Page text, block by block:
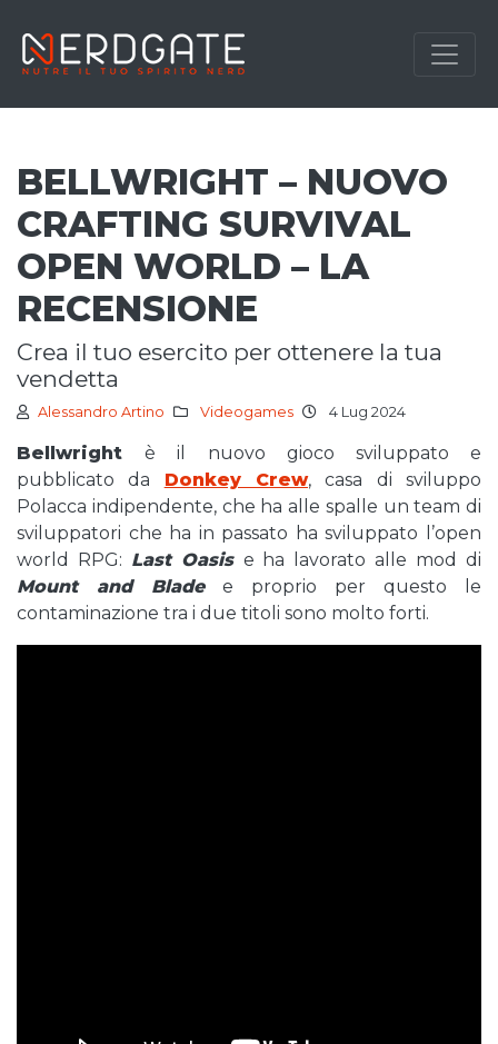
BELLWRIGHT – NUOVO
CRAFTING SURVIVAL
OPEN WORLD – LA
RECENSIONE
crea il tuo esercito per ottenere la tua
vendetta
Alessandro Artino Videogames 4 Lug 2024
Bellwrightè il nuovo gioco sviluppato e
pubblicato da Donkey Crew, casa di sviluppo
Polacca indipendente, che ha alle spalle un team di
sviluppatori che ha in passato ha sviluppato l’open
world RPG: Last Oasis e ha lavorato alle mod di
Mount and Bladee proprio per questo le
contaminazione tra i due titoli sono molto forti.